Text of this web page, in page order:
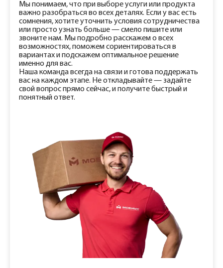
Мы понимаем, что при выборе услуги или продукта
важно разобраться во всех деталях. Если у вас есть
сомнения, хотите уточнить условия сотрудничества
или просто узнать больше — смело пишите или
звоните нам. Мы подробно расскажем о всех
возможностях, поможем сориентироваться в
вариантах и подскажем оптимальное решение
именно для вас.
Наша команда всегда на связи и готова поддержать
вас на каждом этапе. Не откладывайте — задайте
свой вопрос прямо сейчас, и получите быстрый и
понятный ответ.